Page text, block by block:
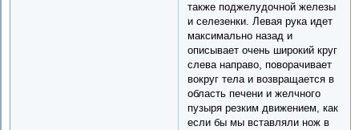
также поджелудочной железы
и селезенки. Левая рука идет
максимально назад и
описывает очень широкий круг
слева направо, поворачивает
вокруг тела и возвращается в
область печени и желчного
пузыря резким движением, как
если бы мы вставляли нож в